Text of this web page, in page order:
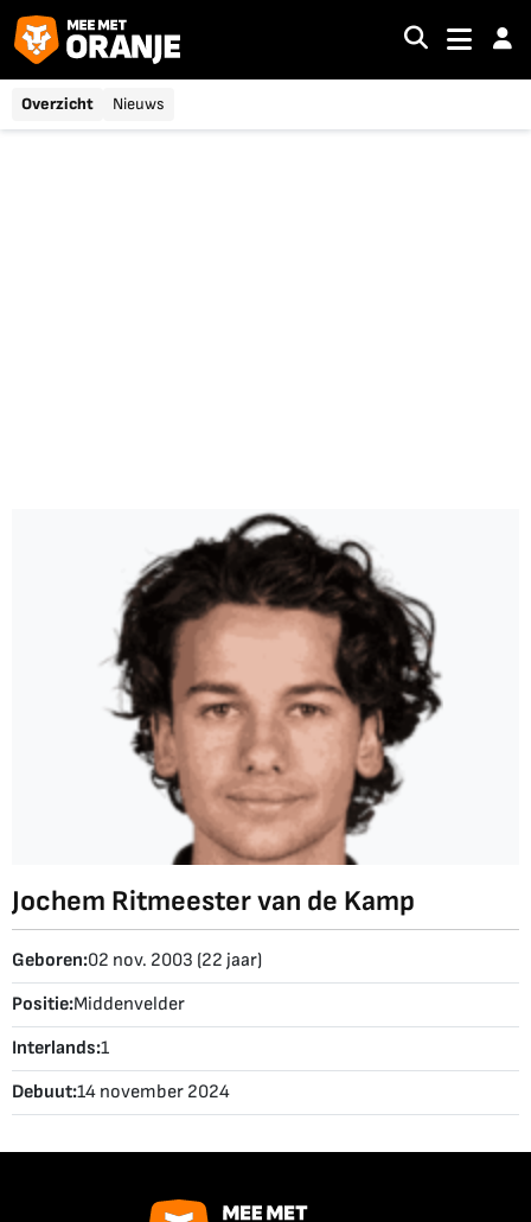
Overzicht Nieuws
Jochem Ritmeester van de Kamp
Geboren:02 nov. 2003 (22 jaar)
Positie:Middenvelder
Interlands:1
Debuut:14 november 2024